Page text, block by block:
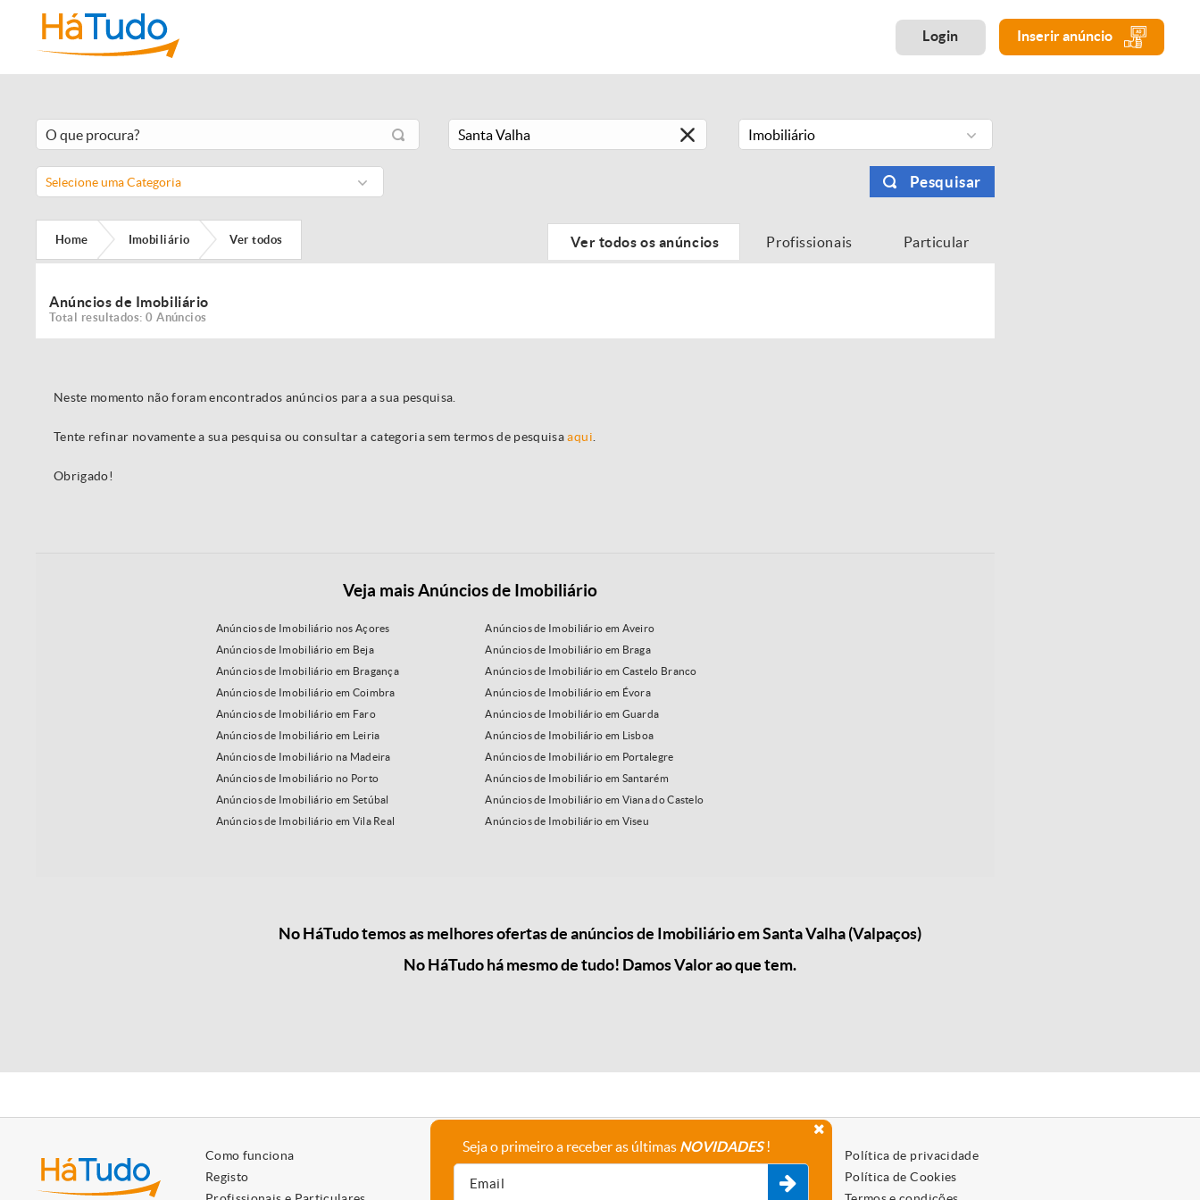
Login Inserir anúncio
Imobiliário
Selecione uma Categoria Pesquisar
Home Imobiliário Ver todos Ver todos os anúncios Profissionais Particular
Anúncios de Imobiliário
Total resultados: 0 Anúncios
Neste momento não foram encontrados anúncios para a sua pesquisa.
Tente refinar novamente a sua pesquisa ou consultar a categoria sem termos de pesquisaaqui
Obrigado!
Veja mais Anúncios de Imobiliário
Anúncios de Imobiliário nos Açores
Anúncios de Imobiliário em Aveiro
Anúncios de Imobiliário em Beja
Anúncios de Imobiliário em Braga
Anúncios de Imobiliário em Bragança
Anúncios de Imobiliário em Castelo Branco
Anúncios de Imobiliário em Coimbra
Anúncios de Imobiliário em Évora
Anúncios de Imobiliário em Faro
Anúncios de Imobiliário em Guarda
Anúncios de Imobiliário em Leiria
Anúncios de Imobiliário em Lisboa
Anúncios de Imobiliário na Madeira
Anúncios de Imobiliário em Portalegre
Anúncios de Imobiliário no Porto
Anúncios de Imobiliário em Santarém
Anúncios de Imobiliário em Setúbal
Anúncios de Imobiliário em Viana do Castelo
Anúncios de Imobiliário em Vila Real
Anúncios de Imobiliário em Viseu
No HáTudo temos as melhores ofertas de anúncios de Imobiliário em Santa Valha (Valpaços)
No HáTudo há mesmo de tudo! Damos Valor ao que tem.
Como funciona
Registo
A empresa
Política de privacidade
Política de Cookies
Seja o primeiro a receber as últimas NOVIDADES!